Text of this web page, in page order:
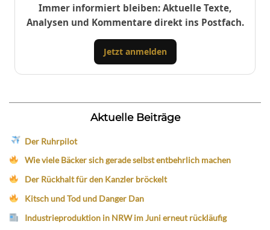
Immer informiert bleiben: Aktuelle Texte,
Analysen und Kommentare direkt ins Postfach.
Jetzt anmelden
Aktuelle Beiträge
Der Ruhrpilot
Wie viele Bäcker sich gerade selbst entbehrlich machen
Der Rückhalt für den Kanzler bröckelt
Kitsch und Tod und Danger Dan
Industrieproduktion in NRW im Juni erneut rückläufig